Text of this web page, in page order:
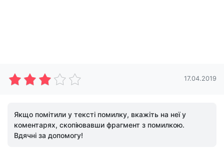
17.04.2019
Якщо помітили у тексті помилку, вкажіть на неї у
коментарях, скопіювавши фрагмент з помилкою.
Вдячні за допомогу!